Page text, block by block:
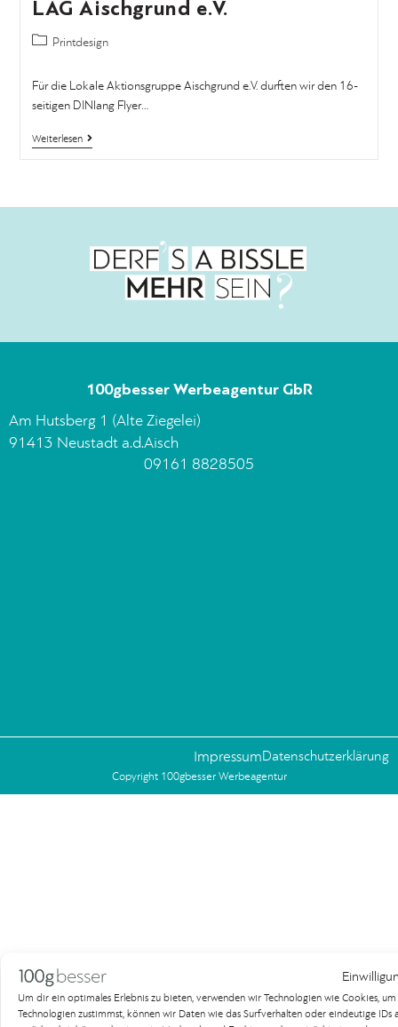
Um dir ein optimales Erlebnis zu bieten, verwenden wir Technologien wie Cookies,
Technologien zustimmst, können wir Daten wie das Surfverhalten oder eindeutige
LAG Aischgrund e.V.
Printdesign
Für die Lokale Aktionsgruppe Aischgrund e.V. durften wir den 16-
seitigen DINlang Flyer…
Weiterlesen
100gbesser Werbeagentur GbR
Am Hutsberg 1 (Alte Ziegelei)
91413 Neustadt a.d.Aisch
09161 8828505
Copyright 100gbesser Werbeagentur
Datenschutzerklärung
Impressum